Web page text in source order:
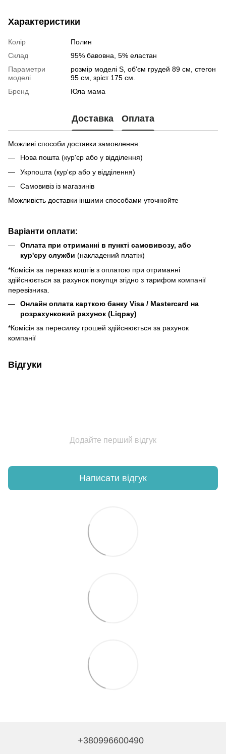
Характеристики
Колір
Полин
Склад
95% бавовна, 5% еластан
Параметри
моделі
розмір моделі S, об'єм грудей 89 см, стегон
95 см, зріст 175 см.
Бренд
Юла мама
Доставка Оплата
Можливі способи доставки замовлення:
Нова пошта (кур'єр або у відділення)
Укрпошта (кур'єр або у відділення)
Самовивіз із магазинів
Можливість доставки іншими способами уточнюйте
Варіанти оплати:
Оплата при отриманні в пункті самовивозу, або
кур'єру служби (накладений платіж)
*Комісія за переказ коштів з оплатою при отриманні
здійснюється за рахунок покупця згідно з тарифом компанії
перевізника.
Онлайн оплата карткою банку Visa / Mastercard на
розрахунковий рахунок (Liqpay)
*Комісія за пересилку грошей здійснюється за рахунок
компанії
Відгуки
Додайте перший відгук
Написати відгук
+380996600490